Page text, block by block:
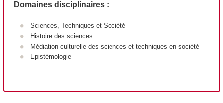
Domaines disciplinaires :
Sciences, Techniques et Société
Histoire des sciences
Médiation culturelle des sciences et techniques en société
Epistémologie